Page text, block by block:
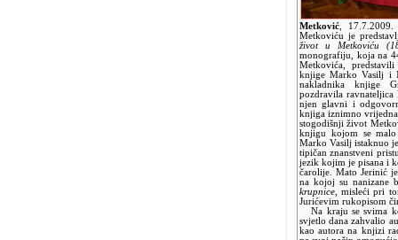
Metković
Metkoviću je
život u Metkoviću
monografiju, koja na
Metkovića,
knjige Marko Vasilj i
nakladnika knjige
pozdravila
njen glavni i
knjiga iznimno
stogodišnji život
knjigu kojom se
Marko Vasilj istaknuo
tipičan znanstveni
jezik kojim je pisana i
čarolije. Mato Jerinić
na kojoj su nanizane
krupnice , misleći pri
Jurićevim rukopisom
Na kraju se svima
svjetlo dana zahvalio
kao autora na knjizi